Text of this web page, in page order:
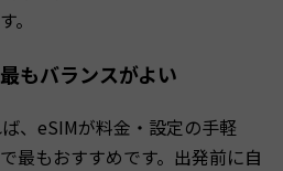
。
もバランスがよい
、eSIMが料金・設定の手軽
最もおすすめです。出発前に自